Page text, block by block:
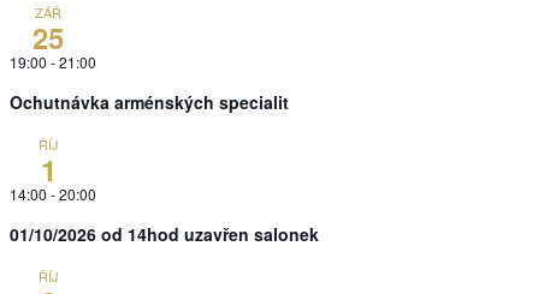
ZÁŘ
25
19:00 -21:00
Ochutnávka arménských specialit
ŘÍJ
1
14:00 -20:00
01/10/2026 od 14hod uzavřen salonek
ŘÍJ